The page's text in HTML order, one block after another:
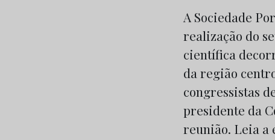
A Sociedade
realização do
científica
da região
congressistas
presidente da
reunião. Leia a